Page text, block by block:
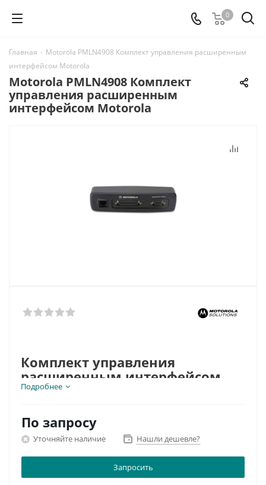
0
Главная - Motorola PMLN4908 Комплект управления расширенным
интерфейсом Motorola
Motorola PMLN4908 Комплект
управления расширенным
интерфейсом Motorola
Комплект управления
расширенным интерфейсом
Motorola (передняя панель) к
Tetra MTM5400 или MTM5200
Remote & Motorcycle Mount
Подробнее
По запросу
Уточняйте наличие Нашли дешевле?
Запросить